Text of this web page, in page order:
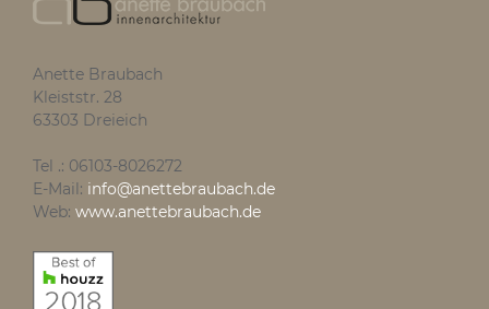
Anette Braubach
Kleiststr. 28
63303 Dreieich
Tel .: 06103-8026272
E-Mail: info@anettebraubach.de
Web: www.anettebraubach.de